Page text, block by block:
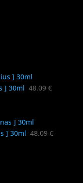
] 30ml 48.09 €
] 30ml 48.09 €